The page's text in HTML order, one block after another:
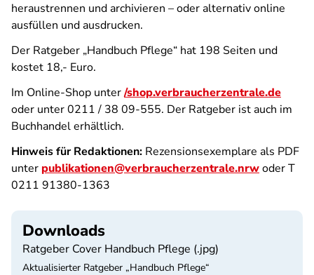
heraustrennen und archivieren – oder alternativ online
ausfüllen und ausdrucken.
Der Ratgeber „Handbuch Pflege“ hat 198 Seiten und
kostet 18,- Euro.
Im Online-Shop unter/shop.verbraucherzentrale.de
oder unter 0211 / 38 09-555. Der Ratgeber ist auch im
Buchhandel erhältlich.
Hinweis für Redaktionen: Rezensionsexemplare als PDF
unter publikationen@verbraucherzentrale.nrwoder T
0211 91380-1363
Downloads
Ratgeber Cover Handbuch Pflege (.jpg)
Aktualisierter Ratgeber „Handbuch Pflege“